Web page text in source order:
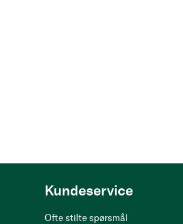
Kundeservice
Ofte stilte spørsmål